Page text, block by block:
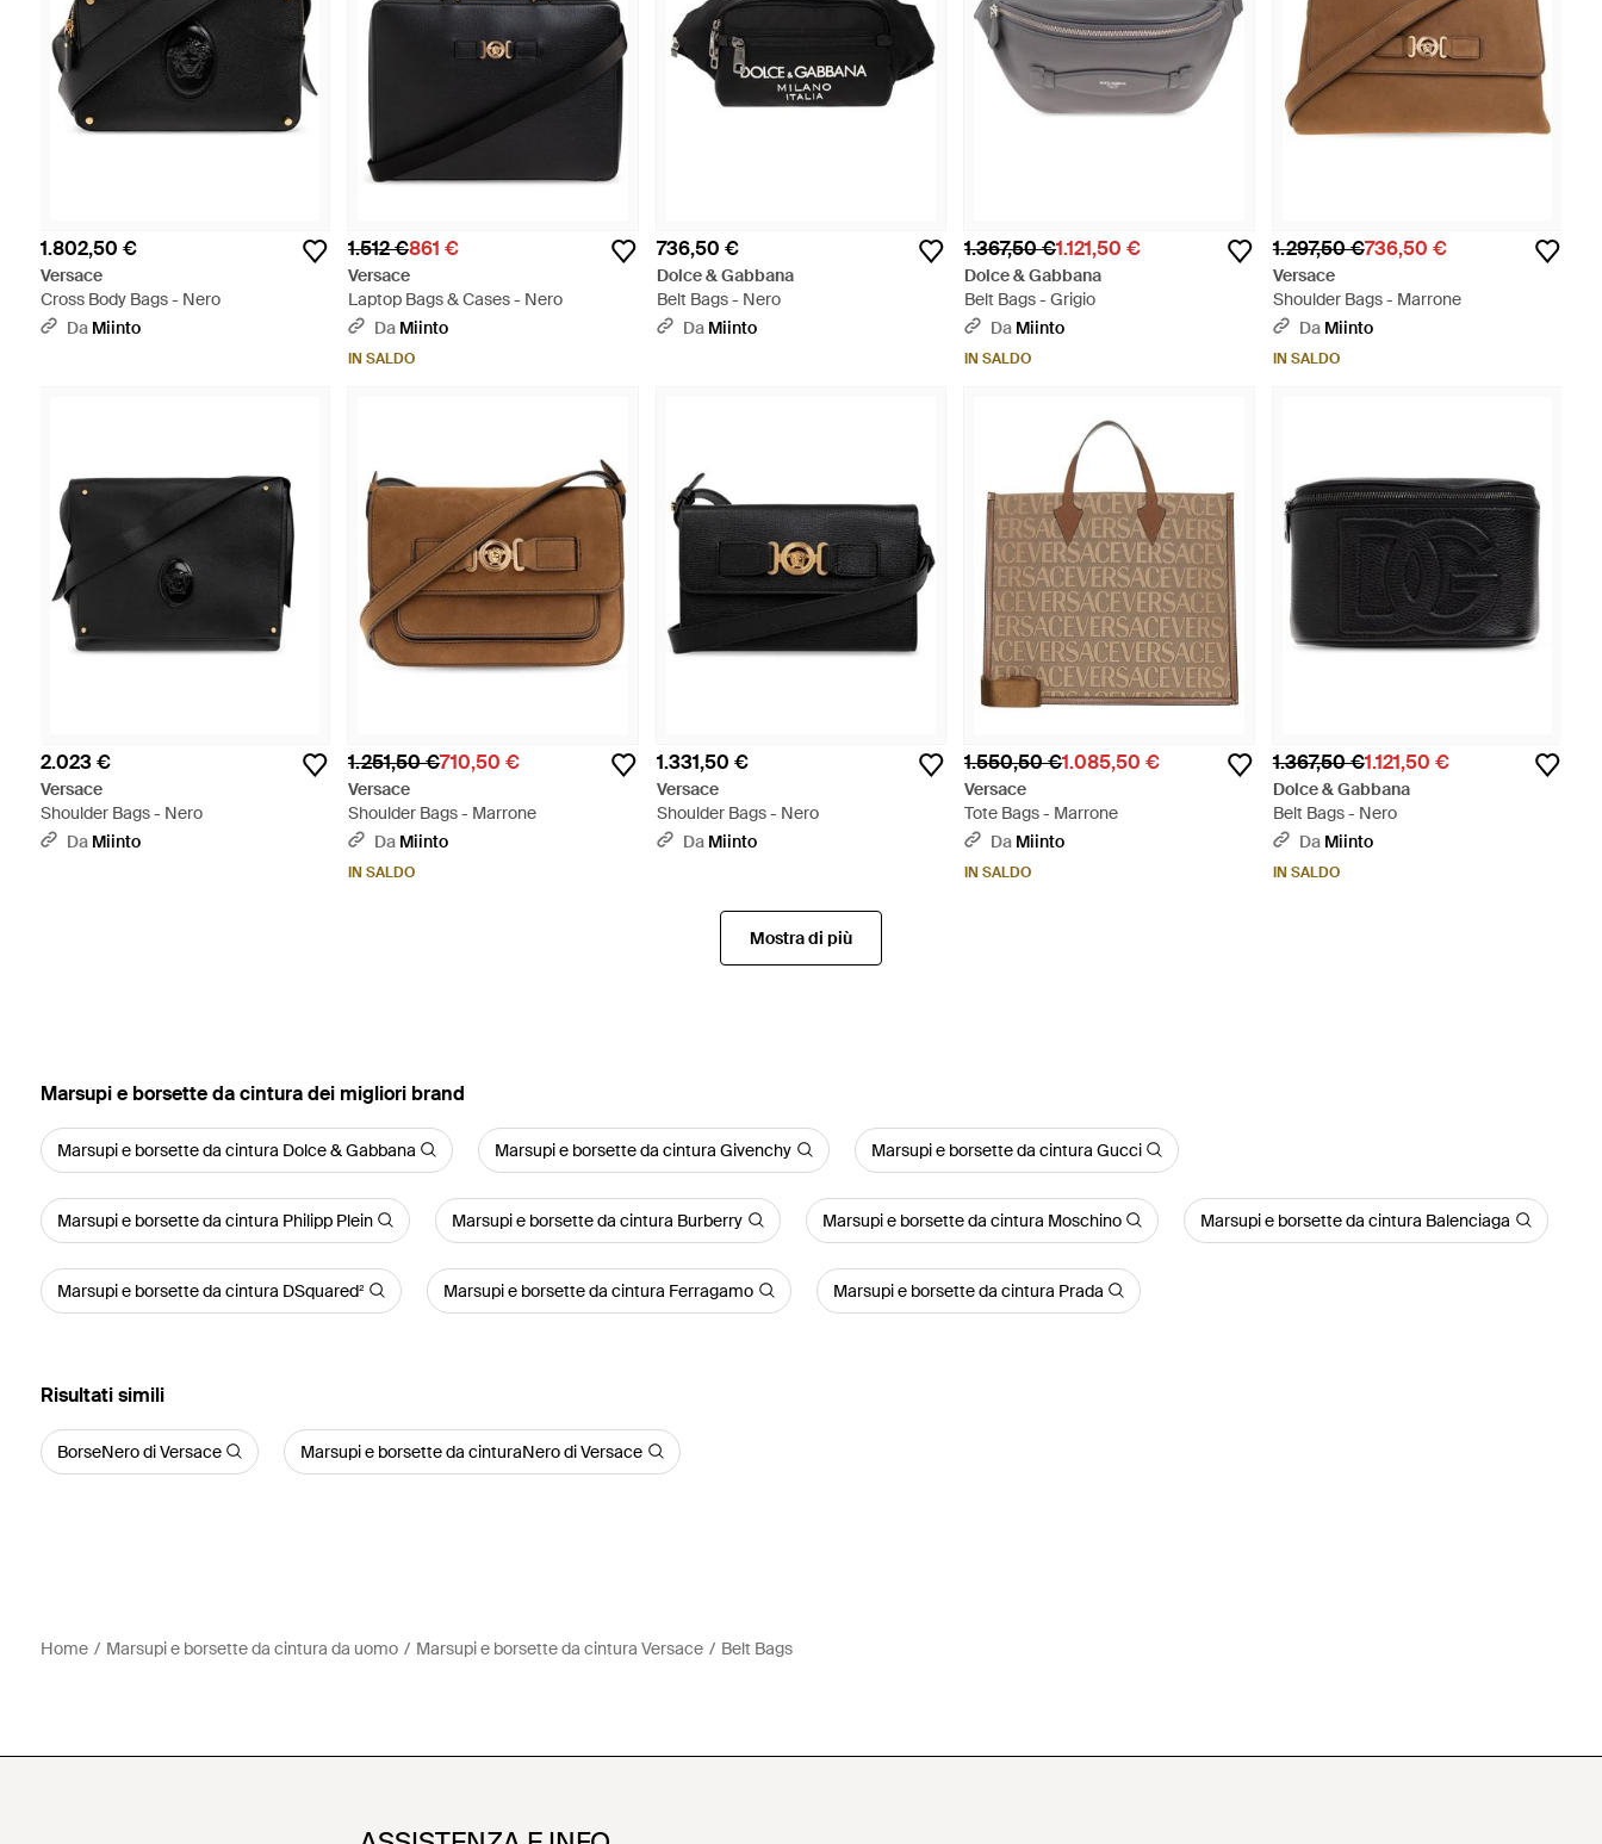
1.802,50 €
Versace
Cross Body Bags - Nero
Da Miinto
1.512 €861 €
Versace
Laptop Bags & Cases - Nero
Da Miinto
IN SALDO
736,50 €
Dolce & Gabbana
Belt Bags - Nero
Da Miinto
1.367,50 €1.121,50 €
Dolce & Gabbana
Belt Bags - Grigio
Da Miinto
IN SALDO
1.297,50 €736,50 €
Versace
Shoulder Bags - Marrone
Da Miinto
IN SALDO
2.023 €
Versace
Shoulder Bags - Nero
Da Miinto
1.251,50 €710,50 €
Versace
Shoulder Bags - Marrone
Da Miinto
IN SALDO
1.331,50 €
Versace
Shoulder Bags - Nero
Da Miinto
1.550,50 €1.085,50 €
Versace
Tote Bags - Marrone
Da Miinto
IN SALDO
1.367,50 €1.121,50 €
Dolce & Gabbana
Belt Bags - Nero
Da Miinto
IN SALDO
Mostra di più
‪Marsupi e borsette da cintura‬ dei migliori brand
Marsupi e borsette da cintura Dolce & Gabbana Marsupi e borsette da cintura Givenchy Marsupi e borsette da cintura Gucci
Marsupi e borsette da cintura Philipp Plein Marsupi e borsette da cintura Burberry Marsupi e borsette da cintura Moschino Marsupi e borsette da cintura Balenciaga
Marsupi e borsette da cintura DSquared² Marsupi e borsette da cintura Ferragamo Marsupi e borsette da cintura Prada
Risultati simili
BorseNero di Versace Marsupi e borsette da cinturaNero di Versace
Home Marsupi e borsette da cintura da uomo Marsupi e borsette da cintura Versace Belt Bags